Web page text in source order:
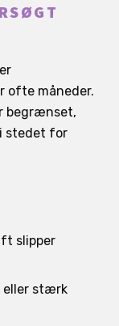
ofte måneder.
begrænset,
stedet for
slipper
eller stærk